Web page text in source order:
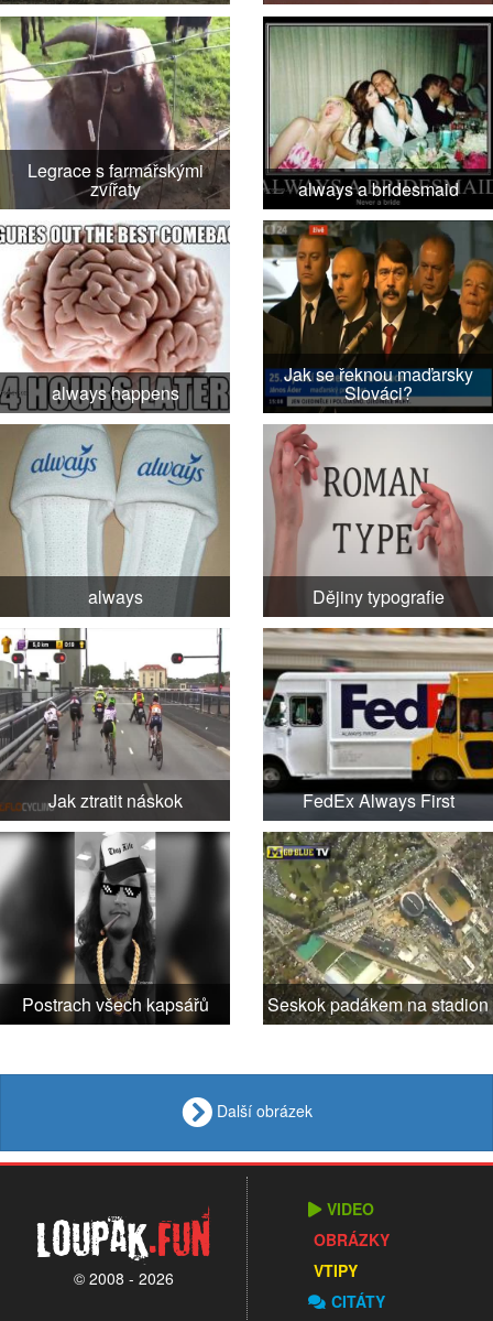
Legrace s farmářskými
zvířaty always a bridesmaid
always happens
Jak se řeknou maďarsky
Slováci?
always Dějiny typografie
Jak ztratit náskok FedEx Always First
Postrach všech kapsářů Seskok padákem na stadion
Další obrázek
Loupak.fun
© 2008 - 2026
VIDEO
OBRÁZKY
VTIPY
CITÁTY